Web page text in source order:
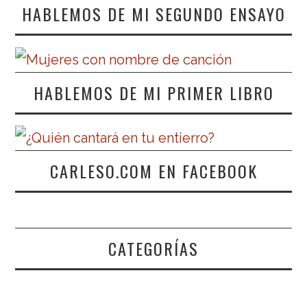
HABLEMOS DE MI SEGUNDO ENSAYO
HABLEMOS DE MI PRIMER LIBRO
CARLESO.COM EN FACEBOOK
CATEGORÍAS